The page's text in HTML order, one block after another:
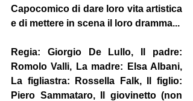
Capocomico di dare loro vita artistica
Regia: Giorgio De Lullo, Il padre:
Romolo Valli, La madre: Elsa Albani,
La figliastra: Rossella Falk, Il figlio:
Piero Sammataro, Il giovinetto (non